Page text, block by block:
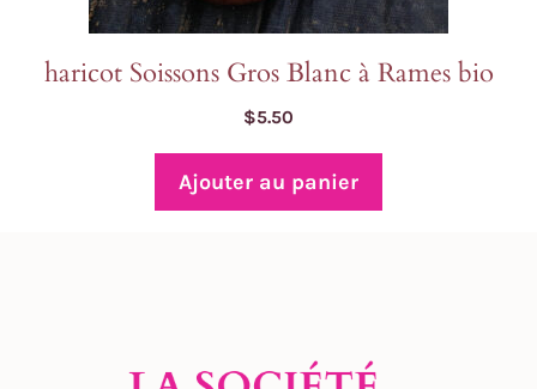
haricot Soissons Gros Blanc à Rames bio
$5.50
Ajouter au panier